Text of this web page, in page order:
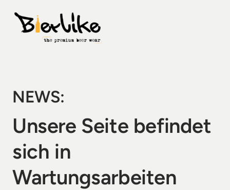
NEWS:
Unsere Seite befindet
sich in
Wartungsarbeiten